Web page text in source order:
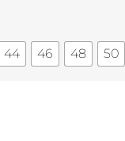
44 46 48 50